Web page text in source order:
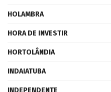
HOLAMBRA
HORA DE INVESTIR
HORTOLÂNDIA
INDAIATUBA
INDEPENDENTE